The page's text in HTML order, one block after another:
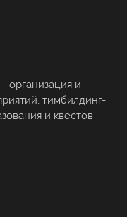
организация и
тимбилдинг-
и квестов